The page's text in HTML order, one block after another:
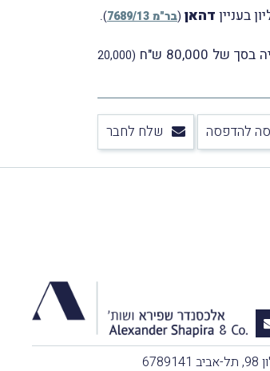
בעניין דהאן (בר"מ 7689/13 )
.
ש"ח
(20,000
להדפסה שלח לחבר